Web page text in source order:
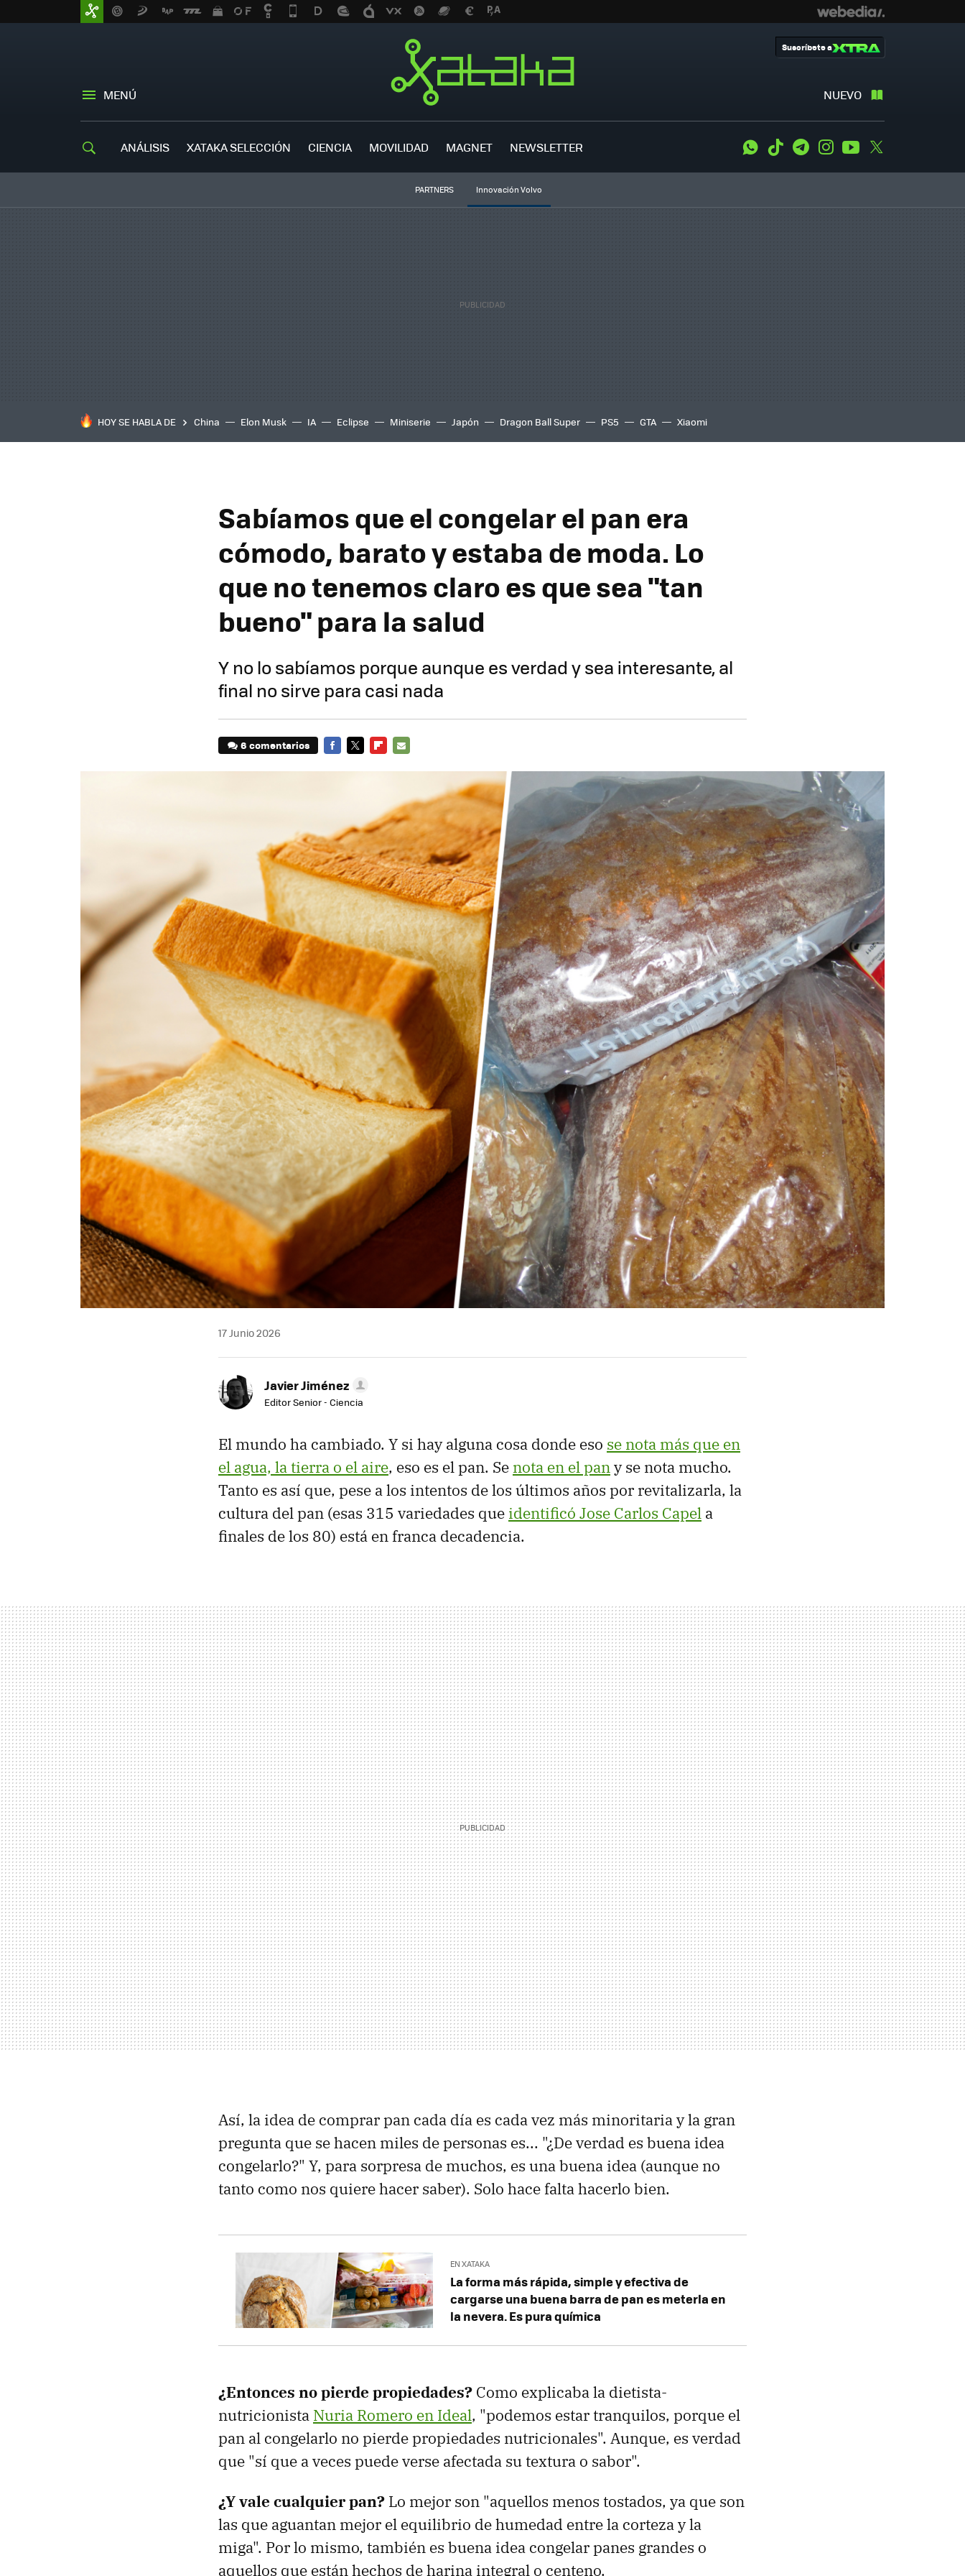
MENÚ NUEVO
Suscríbete a
ANÁLISIS XATAKA SELECCIÓN CIENCIA MOVILIDAD MAGNET NEWSLETTER WhatsApp
Tiktok TelegramInstagramYoutube
PARTNERS Innovación Volvo
HOY SE HABLA DE China Elon Musk IA Eclipse Miniserie Japón Dragon Ball Super PS5 GTA Xiaomi
Sabíamos que el congelar el pan era
cómodo, barato y estaba de moda. Lo
que no tenemos claro es que sea "tan
bueno" para la salud
Y no lo sabíamos porque aunque es verdad y sea interesante, al
final no sirve para casi nada
6 comentarios
17 Junio 2026
Javier Jiménez
Editor Senior - Ciencia
El mundo ha cambiado. Y si hay alguna cosa donde eso se nota más que en
el agua, la tierra o el aire, eso es el pan. Se nota en el pany se nota mucho.
Tanto es así que, pese a los intentos de los últimos años por revitalizarla, la
cultura del pan (esas 315 variedades que identificó Jose Carlos Capel a
finales de los 80) está en franca decadencia.
Así, la idea de comprar pan cada día es cada vez más minoritaria y la gran
pregunta que se hacen miles de personas es... "¿De verdad es buena idea
congelarlo?" Y, para sorpresa de muchos, es una buena idea (aunque no
tanto como nos quiere hacer saber). Solo hace falta hacerlo bien.
EN XATAKA
La forma más rápida, simple y efectiva de
cargarse una buena barra de pan es meterla en
la nevera. Es pura química
¿Entonces no pierde propiedades? Como explicaba la dietista-
nutricionista Nuria Romero en Ideal, "podemos estar tranquilos, porque el
pan al congelarlo no pierde propiedades nutricionales". Aunque, es verdad
que "sí que a veces puede verse afectada su textura o sabor".
¿Y vale cualquier pan? Lo mejor son "aquellos menos tostados, ya que son
las que aguantan mejor el equilibrio de humedad entre la corteza y la
miga". Por lo mismo, también es buena idea congelar panes grandes o
aquellos que están hechos de harina integral o centeno.